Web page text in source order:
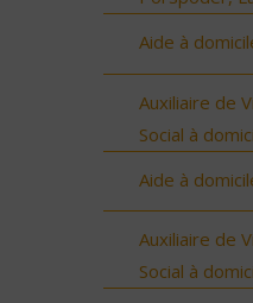
Aide à
Auxiliaire de
Social à
Aide à
Auxiliaire de
Social à